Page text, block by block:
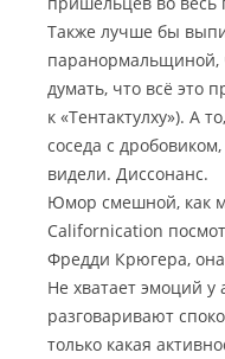
Также лучше бы
паранормальщиной,
думать, что всё это
к «Тентактулху»). А
соседа с
видели. Диссонанс.
Юмор смешной, как
Californication
Фредди Крюгера, она
Не хватает эмоций у
разговаривают
только какая